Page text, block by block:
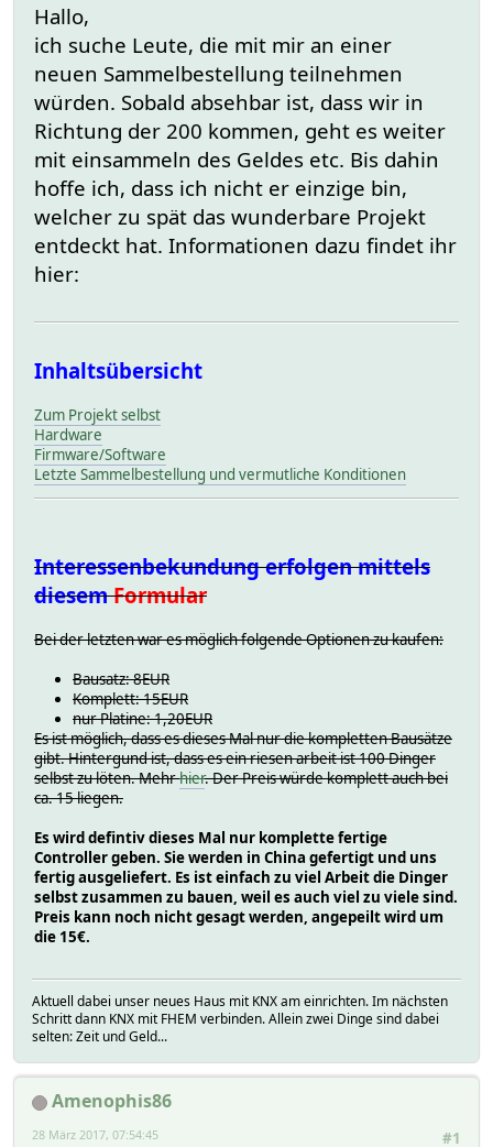
Hallo,
ich suche Leute, die mit mir an einer
neuen Sammelbestellung teilnehmen
würden. Sobald absehbar ist, dass wir in
Richtung der 200 kommen, geht es weiter
mit einsammeln des Geldes etc. Bis dahin
hoffe ich, dass ich nicht er einzige bin,
welcher zu spät das wunderbare Projekt
entdeckt hat. Informationen dazu findet ihr
hier:
Inhaltsübersicht
Zum Projekt selbst
Hardware
Firmware/Software
Letzte Sammelbestellung und vermutliche Konditionen
Interessenbekundung erfolgen mittels
diesemFormular
Bei der letzten war es möglich folgende Optionen zu kaufen:
Bausatz: 8EUR
Komplett: 15EUR
nur Platine: 1,20EUR
Es ist möglich, dass es dieses Mal nur die kompletten Bausätze
gibt. Hintergund ist, dass es ein riesen arbeit ist 100 Dinger
selbst zu löten. Mehrhier. Der Preis würde komplett auch bei
ca. 15 liegen.
Es wird defintiv dieses Mal nur komplette fertige
Controller geben. Sie werden in China gefertigt und uns
fertig ausgeliefert. Es ist einfach zu viel Arbeit die Dinger
selbst zusammen zu bauen, weil es auch viel zu viele sind.
Preis kann noch nicht gesagt werden, angepeilt wird um
die 15€.
Aktuell dabei unser neues Haus mit KNX am einrichten. Im nächsten
Schritt dann KNX mit FHEM verbinden. Allein zwei Dinge sind dabei
selten: Zeit und Geld...
Amenophis86
#1
28 März 2017, 07:54:45